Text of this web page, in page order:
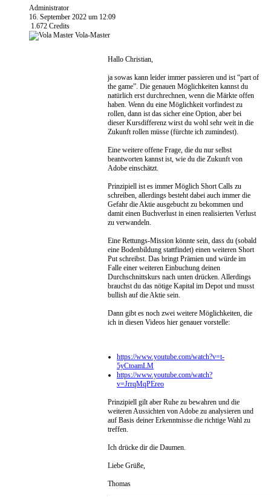
Administrator
16. September 2022 um 12:09
1.672 Credits
Vola-Master
Hallo Christian,
ja sowas kann leider immer passieren und ist “part of
the game”. Die genauen Möglichkeiten kannst du
natürlich erst durchrechnen, wenn die Märkte offen
haben. Wenn du eine Möglichkeit vorfindest zu
rollen, dann ist das sicher eine Option, aber bei
dieser Kursdifferenz wirst du wohl sehr weit in die
Zukunft rollen müsse (fürchte ich zumindest).
Eine weitere offene Frage, die du nur selbst
beantworten kannst ist, wie du die Zukunft von
Adobe einschätzt.
Prinzipiell ist es immer Möglich Short Calls zu
schreiben, allerdings besteht dabei auch immer die
Gefahr die Aktie ausgebucht zu bekommen und
damit einen Buchverlust in einen realisierten Verlust
zu verwandeln.
Eine Rettungs-Mission könnte sein, dass du (sobald
eine Bodenbildung stattfindet) einen weiteren Short
Put schreibst. Das bringt Prämien und würde im
Falle einer weiteren Einbuchung deinen
Durchschnittskurs nach unten drücken. Allerdings
brauchst du das nötige Kapital im Depot und musst
bullish auf die Aktie sein.
Dann gibt es noch zwei weitere Möglichkeiten, die
ich in diesen Videos hier genauer vorstelle:
https://www.youtube.com/watch?v=t-
5yCtoamLM
https://www.youtube.com/watch?
v=JrrqMqPEreo
Prinzipiell gilt aber Ruhe zu bewahren und die
weiteren Aussichten von Adobe zu analysieren und
auf Basis deiner Erkenntnisse die richtige Wahl zu
treffen.
Ich drücke dir die Daumen.
Liebe Grüße,
Thomas